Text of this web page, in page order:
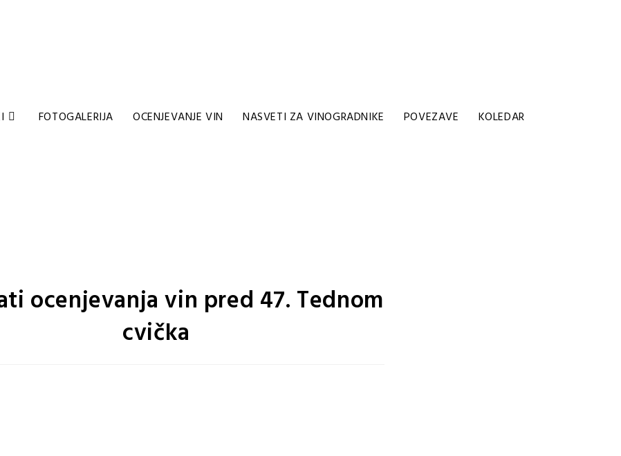
FOTOGALERIJA OCENJEVANJE VIN NASVETI ZA VINOGRADNIKE POVEZAVE KOLEDAR
ocenjevanja vin pred 47. Tednom
cvička